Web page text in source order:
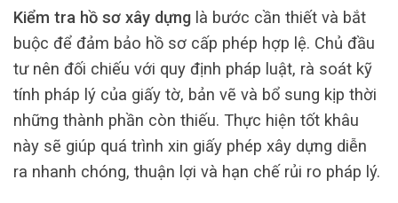
Kiểm tra hồ sơ xây dựng là bước cần thiết và bắt
buộc để đảm bảo hồ sơ cấp phép hợp lệ. Chủ đầu
tư nên đối chiếu với quy định pháp luật, rà soát kỹ
tính pháp lý của giấy tờ, bản vẽ và bổ sung kịp thời
những thành phần còn thiếu. Thực hiện tốt khâu
này sẽ giúp quá trình xin giấy phép xây dựng diễn
ra nhanh chóng, thuận lợi và hạn chế rủi ro pháp lý.